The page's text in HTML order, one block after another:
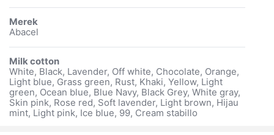
Merek
Abacel
Milk cotton
White, Black, Lavender, Off white, Chocolate, Orange,
Light blue, Grass green, Rust, Khaki, Yellow, Light
green, Ocean blue, Blue Navy, Black Grey, White gray,
Skin pink, Rose red, Soft lavender, Light brown, Hijau
mint, Light pink, Ice blue, 99, Cream stabillo